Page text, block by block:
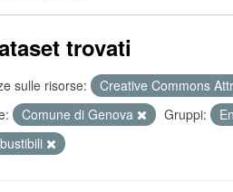
trovati
sulle risorse: Creative Commons
Comune di Genova Gruppi: